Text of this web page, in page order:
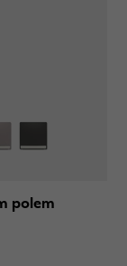
polem